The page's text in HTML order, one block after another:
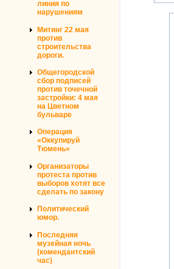
линия по
нарушениям
Митинг 22 мая
против
строительства
дороги.
Общегородской
сбор подписей
против точечной
застройки: 4 мая
на Цветном
бульваре
Операция
«Оккупируй
Тюмень»
Организаторы
протеста против
выборов хотят все
сделать по закону
Политический
юмор.
Последняя
музейная ночь
(комендантский
час)